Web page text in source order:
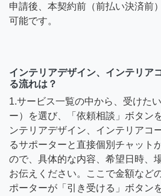
申請後、本契約前（前払い決済前
可能です。
インテリアデザイン、インテリア
る流れは？
1.サービス一覧の中から、受けた
ー）を選び、「依頼相談」ボタン
ンテリアデザイン、インテリアコ
るサポーターと直接個別チャット
ので、具体的な内容、希望日時、
お伝えください。ここで金額など
ポーターが「引き受ける」ボタン